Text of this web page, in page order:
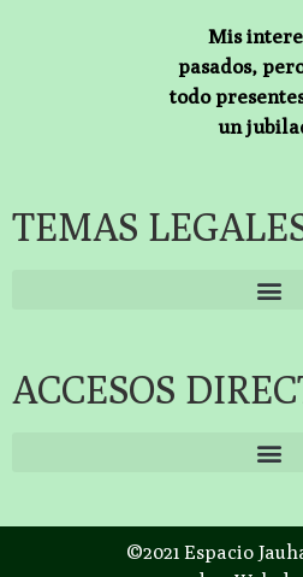
Mis
pasados,
todo
un
TEMAS
ACCESOS
©2021 Espacio